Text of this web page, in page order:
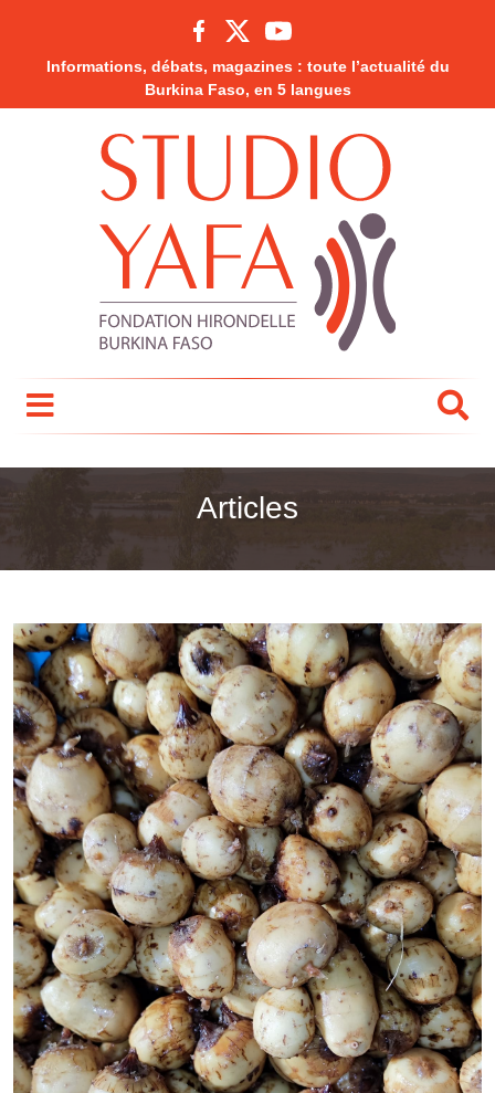
Informations, débats, magazines : toute l’actualité du
Burkina Faso, en 5 langues
Articles